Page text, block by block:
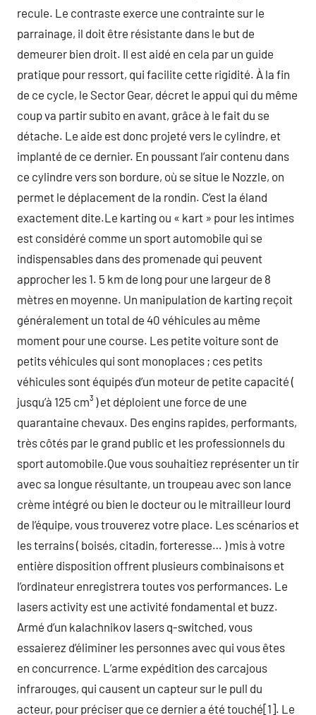
recule. Le contraste exerce une contrainte sur le
parrainage, il doit être résistante dans le but de
demeurer bien droit. Il est aidé en cela par un guide
pratique pour ressort, qui facilite cette rigidité. À la fin
de ce cycle, le Sector Gear, décret le appui qui du même
coup va partir subito en avant, grâce à le fait du se
détache. Le aide est donc projeté vers le cylindre, et
implanté de ce dernier. En poussant l’air contenu dans
ce cylindre vers son bordure, où se situe le Nozzle, on
permet le déplacement de la rondin. C’est la éland
exactement dite.Le karting ou « kart » pour les intimes
est considéré comme un sport automobile qui se
indispensables dans des promenade qui peuvent
approcher les 1. 5 km de long pour une largeur de 8
mètres en moyenne. Un manipulation de karting reçoit
généralement un total de 40 véhicules au même
moment pour une course. Les petite voiture sont de
petits véhicules qui sont monoplaces ; ces petits
véhicules sont équipés d’un moteur de petite capacité (
jusqu’à 125 cm³ ) et déploient une force de une
quarantaine chevaux. Des engins rapides, performants,
très côtés par le grand public et les professionnels du
sport automobile.Que vous souhaitiez représenter un tir
avec sa longue résultante, un troupeau avec son lance
crème intégré ou bien le docteur ou le mitrailleur lourd
de l’équipe, vous trouverez votre place. Les scénarios et
les terrains ( boisés, citadin, forteresse… ) mis à votre
entière disposition offrent plusieurs combinaisons et
l’ordinateur enregistrera toutes vos performances. Le
lasers activity est une activité fondamental et buzz.
Armé d’un kalachnikov lasers q-switched, vous
essaierez d’éliminer les personnes avec qui vous êtes
en concurrence. L’arme expédition des carcajous
infrarouges, qui causent un capteur sur le pull du
acteur, pour préciser que ce dernier a été touché[1]. Le